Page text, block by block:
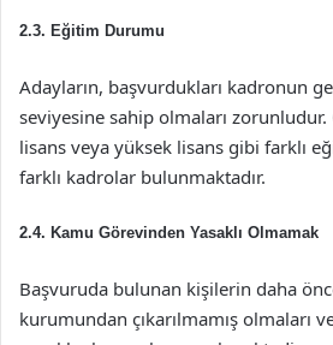
2.3. Eğitim Durumu
Adayların, başvurdukları kadronun
seviyesine sahip olmaları
lisans veya yüksek lisans gibi farklı
farklı kadrolar bulunmaktadır.
2.4. Kamu Görevinden Yasaklı Olmamak
Başvuruda bulunan kişilerin daha
kurumundan çıkarılmamış olmaları